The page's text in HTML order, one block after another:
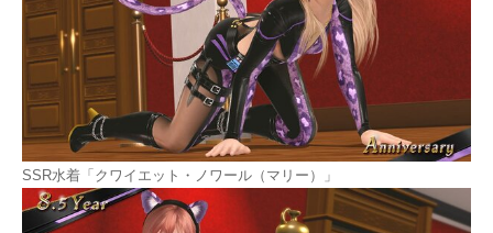
SSR水着「クワイエット・ノワール（マリー）」